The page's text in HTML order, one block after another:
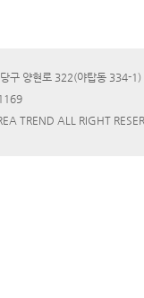
구 양현로 322(야탑동 334-
TREND ALL RIGHT